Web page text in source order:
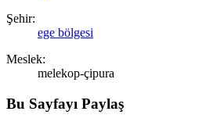
Şehir:
ege bölgesi
Meslek:
melekop-çipura
Bu Sayfayı Paylaş